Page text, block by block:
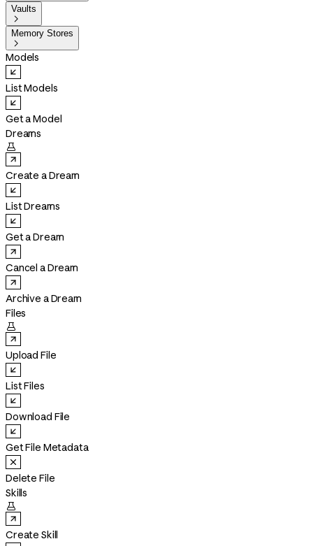
Vaults

Memory Stores

Models
List Models
Get a Model
Dreams

Create a Dream
List Dreams
Get a Dream
Cancel a Dream
Archive a Dream
Files

Upload File
List Files
Download File
Get File Metadata
Delete File
Skills

Create Skill